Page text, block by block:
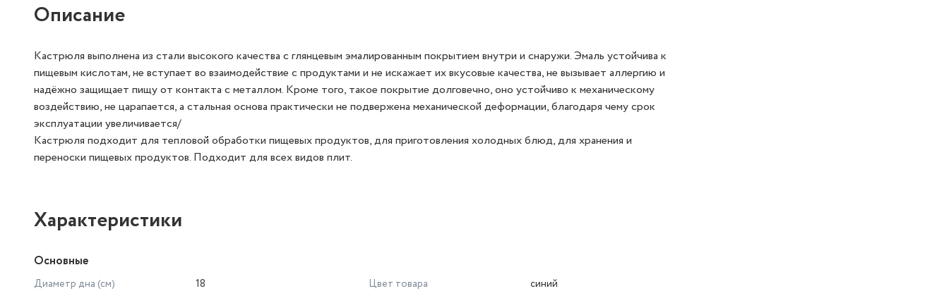
Описание
Кастрюля выполнена из стали высокого качества с глянцевым эмалированным покрытием внутри и снаружи. Эмаль устойчива к
пищевым кислотам, не вступает во взаимодействие с продуктами и не искажает их вкусовые качества, не вызывает аллергию и
надёжно защищает пищу от контакта с металлом. Кроме того, такое покрытие долговечно, оно устойчиво к механическому
воздействию, не царапается, а стальная основа практически не подвержена механической деформации, благодаря чему срок
эксплуатации увеличивается/
Кастрюля подходит для тепловой обработки пищевых продуктов, для приготовления холодных блюд, для хранения и
переноски пищевых продуктов. Подходит для всех видов плит.
Характеристики
Основные
Диаметр дна (см)
18
Цвет товара
синий